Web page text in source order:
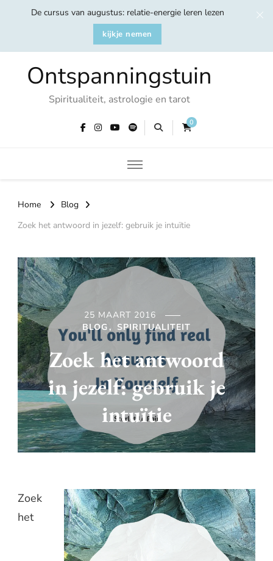
De cursus van augustus: relatie-energie leren lezen
kijkje nemen
Ontspanningstuin
Spiritualiteit, astrologie en tarot
0
Home
Blog
Zoek het antwoord in jezelf: gebruik je intuïtie
25 MAART 2016
BLOG
SPIRITUALITEIT
Zoek het antwoord
in jezelf: gebruik je
intuïtie
Zoek
het